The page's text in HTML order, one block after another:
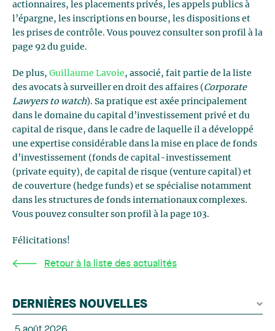
actionnaires, les placements privés, les appels publics à
l’épargne, les inscriptions en bourse, les dispositions et
les prises de contrôle. Vous pouvez consulter son profil à la
page 92 du guide.
De plus, Guillaume Lavoie, associé, fait partie de la liste
des avocats à surveiller en droit des affaires ( Corporate
Lawyers to watch). Sa pratique est axée principalement
dans le domaine du capital d’investissement privé et du
capital de risque, dans le cadre de laquelle il a développé
une expertise considérable dans la mise en place de fonds
d’investissement (fonds de capital-investissement
(private equity), de capital de risque (venture capital) et
de couverture (hedge funds) et se spécialise notamment
dans les structures de fonds internationaux complexes.
Vous pouvez consulter son profil à la page 103.
Félicitations!
Retour à la liste des actualités
DERNIÈRES NOUVELLES